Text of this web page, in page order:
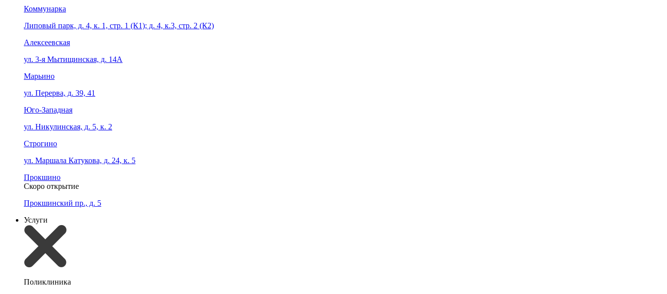
Коммунарка
Липовый парк, д. 4, к. 1, стр. 1 (К1); д. 4, к.3, стр. 2 (К2)
Алексеевская
ул. 3-я Мытищинская, д. 14А
Марьино
ул. Перерва, д. 39, 41
Юго-Западная
ул. Никулинская, д. 5, к. 2
Строгино
ул. Маршала Катукова, д. 24, к. 5
Прокшино
Скоро открытие
Прокшинский пр., д. 5
Услуги
Поликлиника